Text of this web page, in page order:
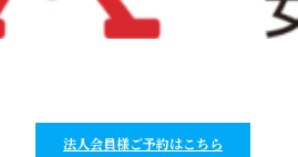
法人会員様ご予約はこちら